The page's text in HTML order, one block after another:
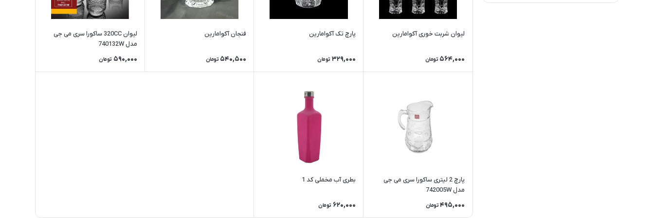
شيشه
لیوان شربت خوری آکوامارین
564,000 تومان
پارچ تک آکوامارین
329,000 تومان
فنجان آکوامارین
540,500 تومان
لیوان 320CC ساکورا سری می جی
مدل 740132W
590,000 تومان
پارچ 2 لیتری ساکورا سری می جی
مدل 742005W
495,000 تومان
بطری آب مخملی کد 1
620,000 تومان